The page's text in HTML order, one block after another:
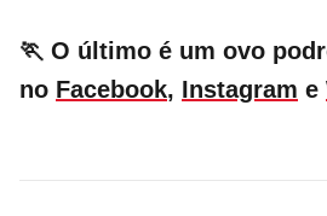
🏃 O último é um ovo
no Facebook, Instagram e